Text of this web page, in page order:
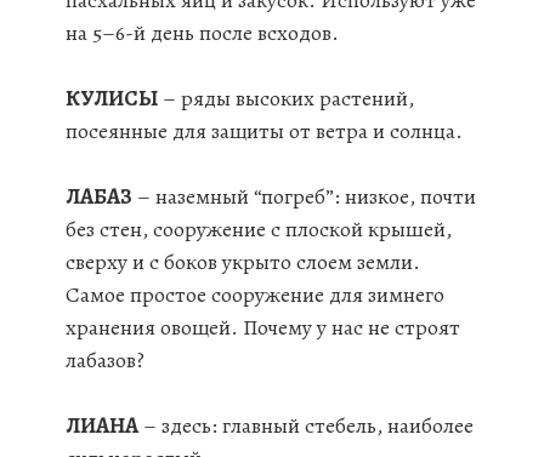
на 5–6-й день после всходов.
КУЛИСЫ – ряды высоких растений,
посеянные для защиты от ветра и солнца.
ЛАБАЗ – наземный “погреб”: низкое, почти
без стен, сооружение с плоской крышей,
сверху и с боков укрыто слоем земли.
Самое простое сооружение для зимнего
хранения овощей. Почему у нас не строят
лабазов?
ЛИАНА– здесь: главный стебель, наиболее